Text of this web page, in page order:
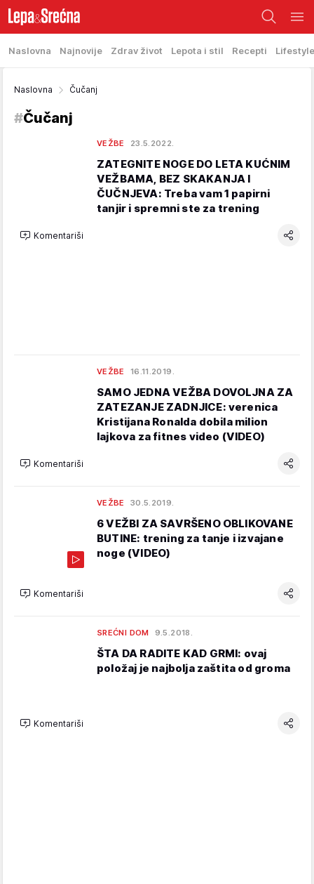
Naslovna Najnovije Zdrav život Lepota i stil Recepti Lifestyle
Naslovna Čučanj
#Čučanj
VEŽBE 23.5.2022.
ZATEGNITE NOGE DO LETA KUĆNIM
VEŽBAMA, BEZ SKAKANJA I
ČUČNJEVA: Treba vam 1 papirni
tanjir i spremni ste za trening
Komentariši
VEŽBE 16.11.2019.
SAMO JEDNA VEŽBA DOVOLJNA ZA
ZATEZANJE ZADNJICE: verenica
Kristijana Ronalda dobila milion
lajkova za fitnes video (VIDEO)
Komentariši
VEŽBE 30.5.2019.
6 VEŽBI ZA SAVRŠENO OBLIKOVANE
BUTINE: trening za tanje i izvajane
noge (VIDEO)
Komentariši
SREĆNI DOM 9.5.2018.
ŠTA DA RADITE KAD GRMI: ovaj
položaj je najbolja zaštita od groma
Komentariši